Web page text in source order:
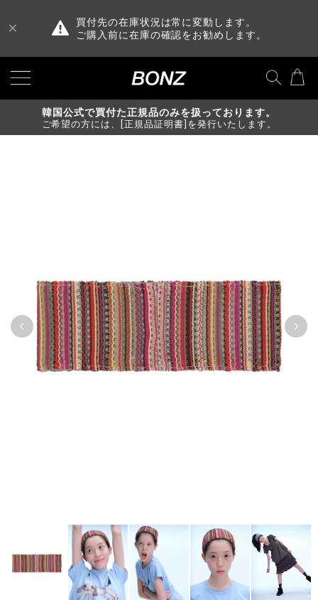
買付先の在庫状況は常に変動します。
ご購入前に在庫の確認をお勧めします。
韓国公式で買付た正規品のみを扱っております。
ご希望の方には、[正規品証明書]を発行いたします。